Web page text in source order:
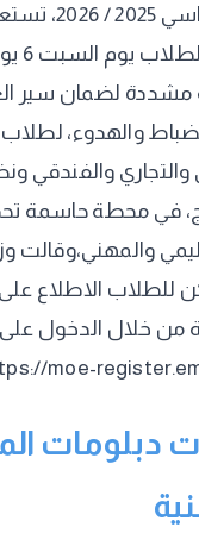
الفنية للعام
مشددة لضمان سير
والهدوء، لطلاب
والتجاري والفندقي
في محطة حاسمة
والمهني،وقالت
للطلاب الاطلاع
من خلال الدخول على
moe-
دبلومات